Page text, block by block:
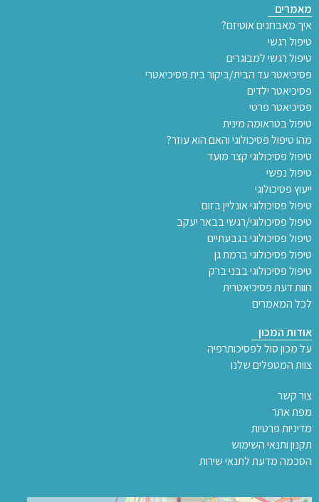
מאמרים
איך מאבחנים אוטיזם?
טיפול רגשי
טיפול רגשי למבוגרים
פסיכיאטר עד הבית/ביקור בית פסיכיאטרי
פסיכיאטר ילדים
פסיכיאטר פרטי
טיפול בטראומה מינית
מהו טיפול פסיכולוגי והאם הוא עוזר?
טיפול פסיכולוגי קצר מועד
טיפול נפשי
ייעוץ פסיכולוגי
טיפול פסיכולוגי אונליין בזום
טיפול פסיכולוגי/רגשי בבאר יעקב
טיפול פסיכולוגי בגבעתיים
טיפול פסיכולוגי ברמת גן
טיפול פסיכולוגי בבני ברק
חוות דעת פסיכיאטרית
לכל המאמרים
אודות המכון
על מכון סול לפסיכותרפיה
צוות המטפלים שלנו
צור קשר
מפת אתר
מדיניות פרטיות
תקנון ותנאי השימוש
הסכמה מדעת לתנאי שירות